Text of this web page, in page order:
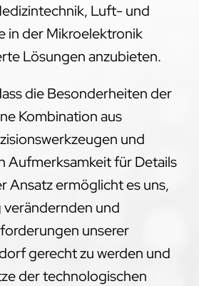
Luft- und
in der Mikroelektronik
Lösungen anzubieten.
die Besonderheiten der
Kombination aus
und
Aufmerksamkeit für Details
Ansatz ermöglicht es uns,
verändernden und
unserer
gerecht zu werden und
der technologischen